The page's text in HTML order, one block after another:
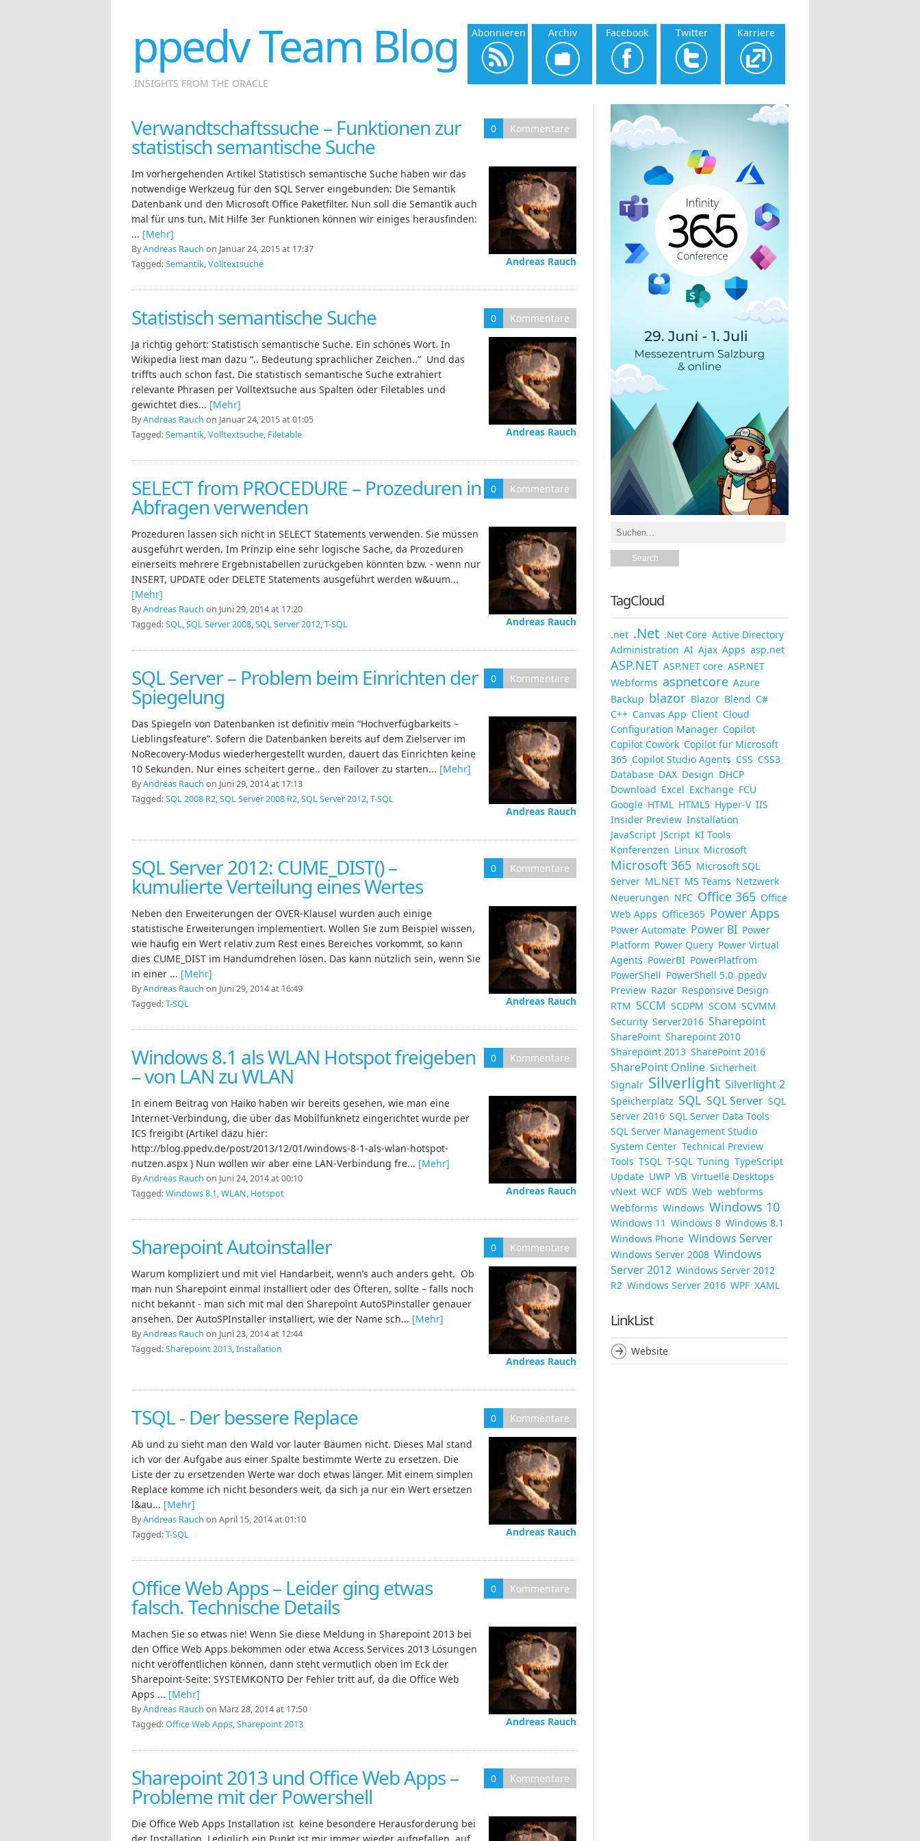
ppedv Team Blog
INSIGHTS FROM THE ORACLE
Abonnieren Archiv Facebook Twitter Karriere
Verwandtschaftssuche – Funktionen zur
statistisch semantische Suche
0 Kommentare
Andreas Rauch
Im vorhergehenden Artikel Statistisch semantische Suche haben wir das
notwendige Werkzeug für den SQL Server eingebunden: Die Semantik
Datenbank und den Microsoft Office Paketfilter. Nun soll die Semantik auch
mal für uns tun. Mit Hilfe 3er Funktionen können wir einiges herausfinden:
... [Mehr]
ByAndreas Rauch on Januar 24, 2015 at 17:37
Tagged:Semantik,Volltextsuche
Statistisch semantische Suche 0 Kommentare
Andreas Rauch
Ja richtig gehört: Statistisch semantische Suche. Ein schönes Wort. In
Wikipedia liest man dazu “.. Bedeutung sprachlicher Zeichen..” Und das
triffts auch schon fast. Die statistisch semantische Suche extrahiert
relevante Phrasen per Volltextsuche aus Spalten oder Filetables und
gewichtet dies... [Mehr]
ByAndreas Rauch on Januar 24, 2015 at 01:05
Tagged:Semantik,Volltextsuche, Filetable
SELECT from PROCEDURE – Prozeduren in
Abfragen verwenden
0 Kommentare
Andreas Rauch
Prozeduren lassen sich nicht in SELECT Statements verwenden. Sie müssen
ausgeführt werden. Im Prinzip eine sehr logische Sache, da Prozeduren
einerseits mehrere Ergebnistabellen zurückgeben könnten bzw. - wenn nur
INSERT, UPDATE oder DELETE Statements ausgeführt werden w&uum...
[Mehr]
ByAndreas Rauch on Juni 29, 2014 at 17:20
Tagged:SQL,SQL Server 2008,SQL Server 2012,T-SQL
SQL Server – Problem beim Einrichten der
Spiegelung
0 Kommentare
Andreas Rauch
Das Spiegeln von Datenbanken ist definitiv mein “Hochverfügbarkeits –
Lieblingsfeature”. Sofern die Datenbanken bereits auf dem Zielserver im
NoRecovery-Modus wiederhergestellt wurden, dauert das Einrichten keine
10 Sekunden. Nur eines scheitert gerne.. den Failover zu starten... [Mehr]
ByAndreas Rauch on Juni 29, 2014 at 17:13
Tagged:SQL 2008 R2,SQL Server 2008 R2,SQL Server 2012,T-SQL
SQL Server 2012: CUME_DIST() –
kumulierte Verteilung eines Wertes
0 Kommentare
Andreas Rauch
Neben den Erweiterungen der OVER-Klausel wurden auch einige
statistische Erweiterungen implementiert. Wollen Sie zum Beispiel wissen,
wie häufig ein Wert relativ zum Rest eines Bereiches vorkommt, so kann
dies CUME_DIST im Handumdrehen lösen. Das kann nützlich sein, wenn Sie
in einer ... [Mehr]
ByAndreas Rauch on Juni 29, 2014 at 16:49
Tagged:T-SQL
Windows 8.1 als WLAN Hotspot freigeben
– von LAN zu WLAN
0 Kommentare
Andreas Rauch
In einem Beitrag von Haiko haben wir bereits gesehen, wie man eine
Internet-Verbindung, die über das Mobilfunknetz eingerichtet wurde per
ICS freigibt (Artikel dazu hier:
http://blog.ppedv.de/post/2013/12/01/windows-8-1-als-wlan-hotspot-
nutzen.aspx ) Nun wollen wir aber eine LAN-Verbindung fre... [Mehr]
ByAndreas Rauch on Juni 24, 2014 at 00:10
Tagged:Windows 8.1,WLAN, Hotspot
Sharepoint Autoinstaller 0 Kommentare
Andreas Rauch
Warum kompliziert und mit viel Handarbeit, wenn’s auch anders geht. Ob
man nun Sharepoint einmal installiert oder des Öfteren, sollte – falls noch
nicht bekannt - man sich mit mal den Sharepoint AutoSPinstaller genauer
ansehen. Der AutoSPInstaller installiert, wie der Name sch... [Mehr]
ByAndreas Rauch on Juni 23, 2014 at 12:44
Tagged:Sharepoint 2013,Installation
TSQL - Der bessere Replace 0 Kommentare
Andreas Rauch
Ab und zu sieht man den Wald vor lauter Bäumen nicht. Dieses Mal stand
ich vor der Aufgabe aus einer Spalte bestimmte Werte zu ersetzen. Die
Liste der zu ersetzenden Werte war doch etwas länger. Mit einem simplen
Replace komme ich nicht besonders weit, da sich ja nur ein Wert ersetzen
l&au... [Mehr]
ByAndreas Rauch on April 15, 2014 at 01:10
Tagged:T-SQL
Office Web Apps – Leider ging etwas
falsch. Technische Details
0 Kommentare
Andreas Rauch
Machen Sie so etwas nie! Wenn Sie diese Meldung in Sharepoint 2013 bei
den Office Web Apps bekommen oder etwa Access Services 2013 Lösungen
nicht veröffentlichen können, dann steht vermutlich oben im Eck der
Sharepoint-Seite: SYSTEMKONTO Der Fehler tritt auf, da die Office Web
Apps ... [Mehr]
ByAndreas Rauch on März 28, 2014 at 17:50
Tagged:Office Web Apps,Sharepoint 2013
Sharepoint 2013 und Office Web Apps –
Probleme mit der Powershell
0 Kommentare
Die Office Web Apps Installation ist keine besondere Herausforderung bei
TagCloud
.net .Net .Net Core Active Directory
Administration AI Ajax Apps asp.net
ASP.NET ASP.NET core ASP.NET
Webforms aspnetcore Azure
Backup blazor Blazor Blend C#
C++ Canvas App Client Cloud
Configuration Manager Copilot
Copilot Cowork Copilot für Microsoft
365 Copilot Studio Agents CSS CSS3
Database DAX Design DHCP
Download Excel Exchange FCU
Google HTML HTML5 Hyper-V IIS
Insider Preview Installation
JavaScript JScript KI Tools
Konferenzen Linux Microsoft
Microsoft 365 Microsoft SQL
Server ML.NET MS Teams Netzwerk
Neuerungen NFC Office 365 Office
Web Apps Office365 Power Apps
Power Automate Power BI Power
Platform Power Query Power Virtual
Agents PowerBI PowerPlatfrom
PowerShell PowerShell 5.0 ppedv
Preview Razor Responsive Design
RTM SCCM SCDPM SCOM SCVMM
Security Server2016 Sharepoint
SharePoint Sharepoint 2010
Sharepoint 2013 SharePoint 2016
SharePoint Online Sicherheit
Signalr Silverlight Silverlight 2
Speicherplatz SQL SQL Server SQL
Server 2016 SQL Server Data Tools
SQL Server Management Studio
System Center Technical Preview
Tools TSQL T-SQL Tuning TypeScript
Update UWP VB Virtuelle Desktops
vNext WCF WDS Web webforms
Webforms Windows Windows 10
Windows 11 Windows 8 Windows 8.1
Windows Phone Windows Server
Windows Server 2008 Windows
Server 2012 Windows Server 2012
R2 Windows Server 2016 WPF XAML
LinkList
Website